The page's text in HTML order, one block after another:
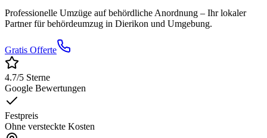
Professionelle Umzüge auf behördliche Anordnung – Ihr lokaler
Partner fürbehördeumzug in Dierikon und Umgebung.
Gratis Offerte
4.7/5 Sterne
Google Bewertungen
Festpreis
Ohne versteckte Kosten